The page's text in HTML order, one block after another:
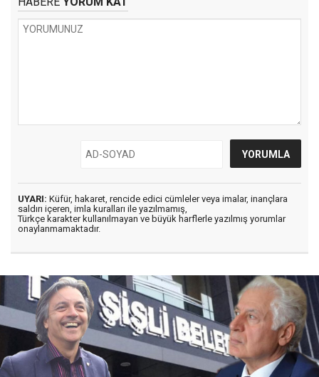
UYARI: Küfür, hakaret, rencide edici cümleler veya imalar, inançlara
saldırı içeren, imla kuralları ile yazılmamış,
Türkçe karakter kullanılmayan ve büyük harflerle yazılmış yorumlar
onaylanmamaktadır.